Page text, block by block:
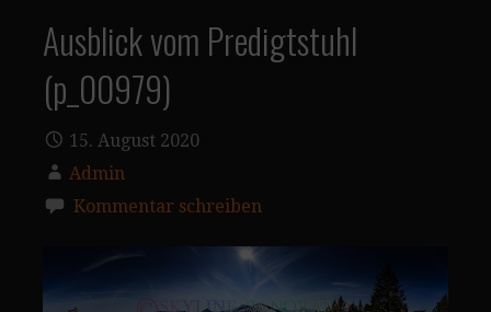
Ausblick vom Predigtstuhl
(p_00979)
15. August 2020
Admin
Kommentar schreiben